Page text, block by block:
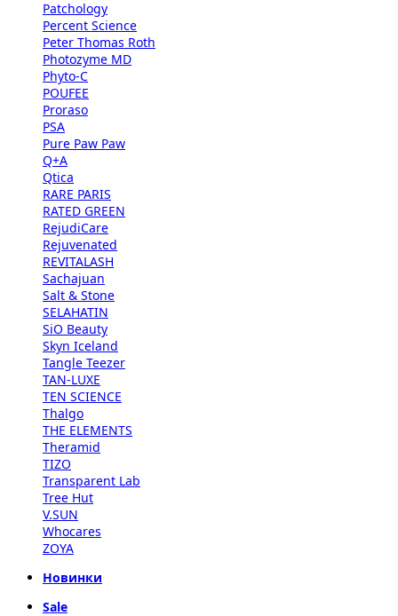
Patchology
Percent Science
Peter Thomas Roth
Photozyme MD
Phyto-C
POUFEE
Proraso
PSA
Pure Paw Paw
Q+A
Qtica
RARE PARIS
RATED GREEN
RejudiCare
Rejuvenated
REVITALASH
Sachajuan
Salt & Stone
SELAHATIN
SiO Beauty
Skyn Iceland
Tangle Teezer
TAN-LUXE
TEN SCIENCE
Thalgo
THE ELEMENTS
Theramid
TIZO
Transparent Lab
Tree Hut
V.SUN
Whocares
ZOYA
Новинки
Sale